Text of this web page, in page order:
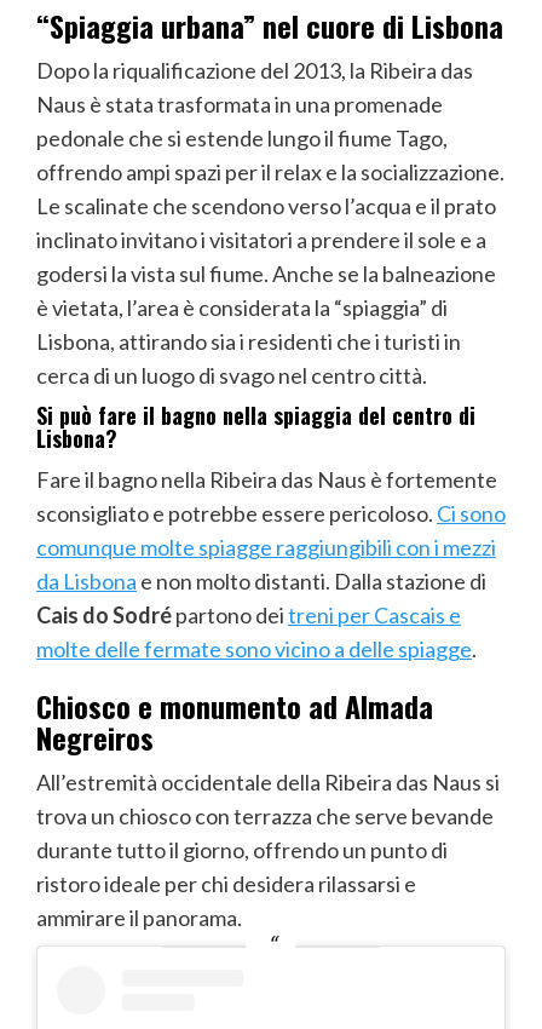
“Spiaggia urbana” nel cuore di Lisbona
Dopo la riqualificazione del 2013, la Ribeira das
Naus è stata trasformata in una promenade
pedonale che si estende lungo il fiume Tago,
offrendo ampi spazi per il relax e la socializzazione.
Le scalinate che scendono verso l’acqua e il prato
inclinato invitano i visitatori a prendere il sole e a
godersi la vista sul fiume. Anche se la balneazione
è vietata, l’area è considerata la “spiaggia” di
Lisbona, attirando sia i residenti che i turisti in
cerca di un luogo di svago nel centro città.
Si può fare il bagno nella spiaggia del centro di
Lisbona?
Fare il bagno nella Ribeira das Naus è fortemente
sconsigliato e potrebbe essere pericoloso. Ci sono
comunque molte spiagge raggiungibili con i mezzi
da Lisbona e non molto distanti. Dalla stazione di
Cais do Sodrépartono deitreni per Cascais e
molte delle fermate sono vicino a delle spiagge.
Chiosco e monumento ad Almada
Negreiros
All’estremità occidentale della Ribeira das Naus si
trova un chiosco con terrazza che serve bevande
durante tutto il giorno, offrendo un punto di
ristoro ideale per chi desidera rilassarsi e
ammirare il panorama.